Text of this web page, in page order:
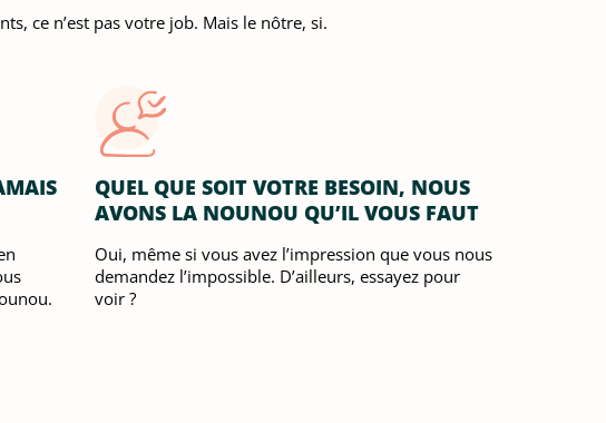
ce n’est pas votre job. Mais le nôtre, si.
QUEL QUE SOIT VOTRE BESOIN, NOUS
AVONS LA NOUNOU QU’IL VOUS FAUT
Oui, même si vous avez l’impression que vous nous
demandez l’impossible. D’ailleurs, essayez pour
voir ?